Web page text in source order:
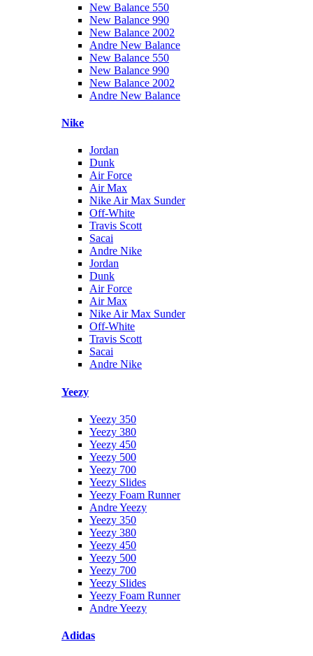
New Balance 550
New Balance 990
New Balance 2002
Andre New Balance
New Balance 550
New Balance 990
New Balance 2002
Andre New Balance
Nike
Jordan
Dunk
Air Force
Air Max
Nike Air Max Sunder
Off-White
Travis Scott
Sacai
Andre Nike
Jordan
Dunk
Air Force
Air Max
Nike Air Max Sunder
Off-White
Travis Scott
Sacai
Andre Nike
Yeezy
Yeezy 350
Yeezy 380
Yeezy 450
Yeezy 500
Yeezy 700
Yeezy Slides
Yeezy Foam Runner
Andre Yeezy
Yeezy 350
Yeezy 380
Yeezy 450
Yeezy 500
Yeezy 700
Yeezy Slides
Yeezy Foam Runner
Andre Yeezy
Adidas